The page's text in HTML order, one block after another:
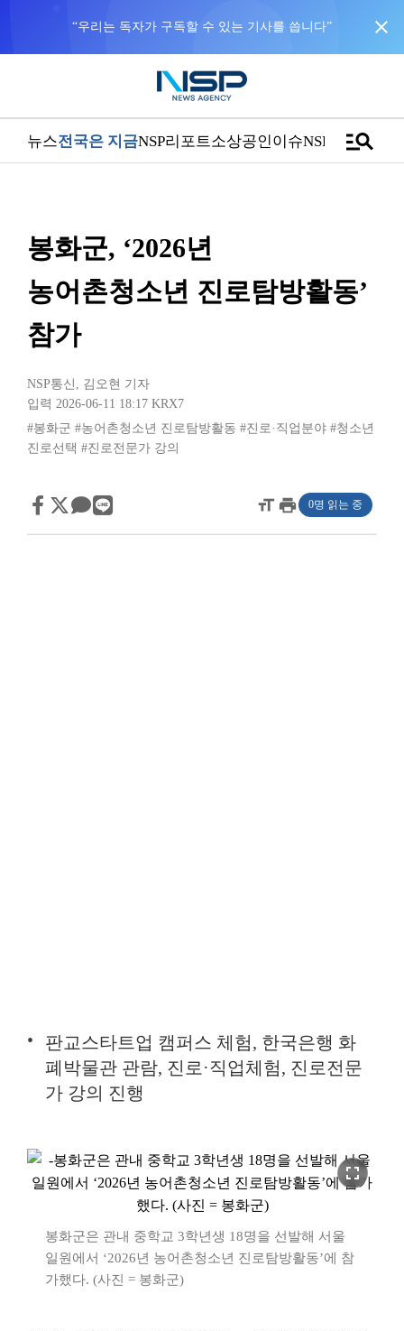
close
뉴스전국은 지금NSP리포트소상공인이슈NSPTVmanage_search
봉화군, ‘2026년
농어촌청소년 진로탐방활동’
참가
NSP통신 , 김오현 기자
입력 2026-06-11 18:17 KRX7
#봉화군 #농어촌청소년 진로탐방활동 #진로·직업분야 #청소년
진로선택 #진로전문가 강의
format_sizeprint 0명 읽는 중
판교스타트업 캠퍼스 체험, 한국은행 화
폐박물관 관람, 진로·직업체험, 진로전문
가 강의 진행
fullscreen
봉화군은 관내 중학교 3학년생 18명을 선발해 서울
일원에서 ‘2026년 농어촌청소년 진로탐방활동’에 참
가했다. (사진 = 봉화군)